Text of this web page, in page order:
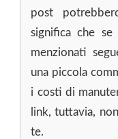
post
significa che
menzionati
una piccola
i costi di
link, tuttavia,
te.